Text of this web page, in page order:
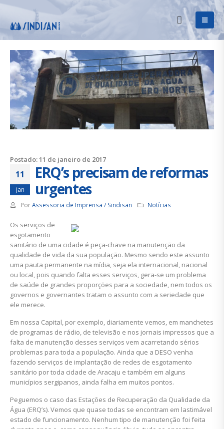
Postado: 11 de janeiro de 2017
11
jan
ERQ’s precisam de reformas
urgentes
PorAssessoria de Imprensa / Sindisan Notícias
Os serviços de
esgotamento
sanitário de uma cidade é peça-chave na manutenção da
qualidade de vida da sua população. Mesmo sendo este assunto
uma pauta permanente na mídia, seja ela internacional, nacional
ou local, pois quando falta esses serviços, gera-se um problema
de saúde de grandes proporções para a sociedade, nem todos os
governos e governantes tratam o assunto com a seriedade que
ele merece.
Em nossa Capital, por exemplo, diariamente vemos, em manchetes
de programas de rádio, de televisão e nos jornais impressos que a
falta de manutenção desses serviços vem acarretando sérios
problemas para toda a população. Ainda que a DESO venha
fazendo serviços de implantação de redes de esgotamento
sanitário por toda cidade de Aracaju e também em alguns
municípios sergipanos, ainda falha em muitos pontos.
Peguemos o caso das Estações de Recuperação da Qualidade da
Água (ERQ’s). Vemos que quase todas se encontram em lastimável
estado de funcionamento. Nenhum tipo de manutenção foi feita